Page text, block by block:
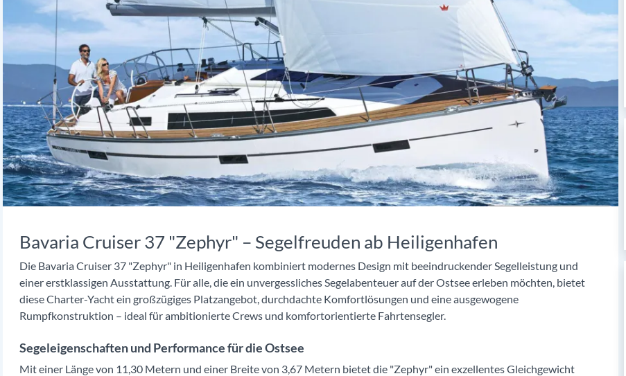
Bavaria Cruiser 37 "Zephyr" – Segelfreuden ab Heiligenhafen
Die Bavaria Cruiser 37 "Zephyr" in Heiligenhafen kombiniert modernes Design mit beeindruckender Segelleistung und
einer erstklassigen Ausstattung. Für alle, die ein unvergessliches Segelabenteuer auf der Ostsee erleben möchten, bietet
diese Charter-Yacht ein großzügiges Platzangebot, durchdachte Komfortlösungen und eine ausgewogene
Rumpfkonstruktion – ideal für ambitionierte Crews und komfortorientierte Fahrtensegler.
Segeleigenschaften und Performance für die Ostsee
Mit einer Länge von 11,30 Metern und einer Breite von 3,67 Metern bietet die "Zephyr" ein exzellentes Gleichgewicht